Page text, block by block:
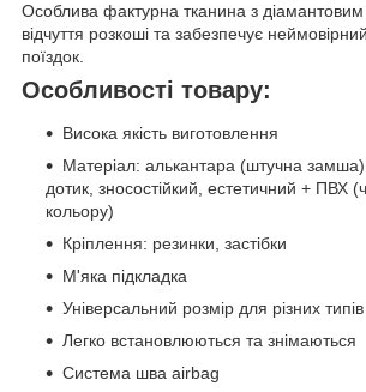
Особлива фактурна тканина з діамантовим
відчуття розкоші та забезпечує
поїздок.
Особливості товару:
Висока якість виготовлення
Матеріал: алькантара (штучна
дотик, зносостійкий, естетичний + ПВХ
кольору)
Кріплення: резинки, застібки
М'яка підкладка
Універсальний розмір для різних типів
Легко встановлюються та знімаються
Система шва airbag